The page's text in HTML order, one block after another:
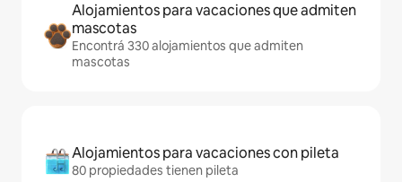
Alojamientos para vacaciones que admiten
mascotas
Encontrá 330 alojamientos que admiten
mascotas
Alojamientos para vacaciones con pileta
80 propiedades tienen pileta